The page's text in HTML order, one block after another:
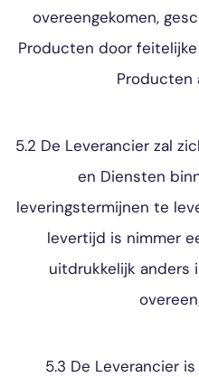
overeengekomen,
Producten door
Producten
5.2 De Leverancier zal
en Diensten
leveringstermijnen te
levertijd is nimmer
uitdrukkelijk anders
5.3 De Leverancier